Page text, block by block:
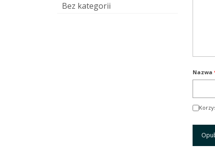
Nazwa
Bez kategorii